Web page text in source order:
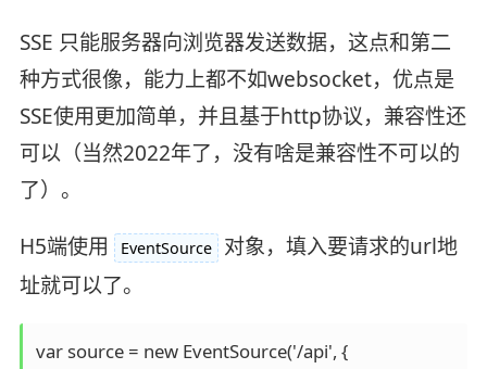
SSE 只能服务器向浏览器发送数据，这点和第二
种方式很像，能力上都不如websocket，优点是
SSE使用更加简单，并且基于http协议，兼容性还
可以（当然2022年了，没有啥是兼容性不可以的
了）。
H5端使用
EventSource
对象，填入要请求的url地
址就可以了。
var source = new EventSource('/api', {